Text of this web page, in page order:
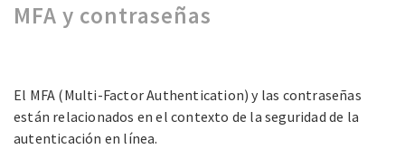
MFA y contraseñas
El MFA (Multi-Factor Authentication) y las contraseñas
están relacionados en el contexto de la seguridad de la
autenticación en línea.